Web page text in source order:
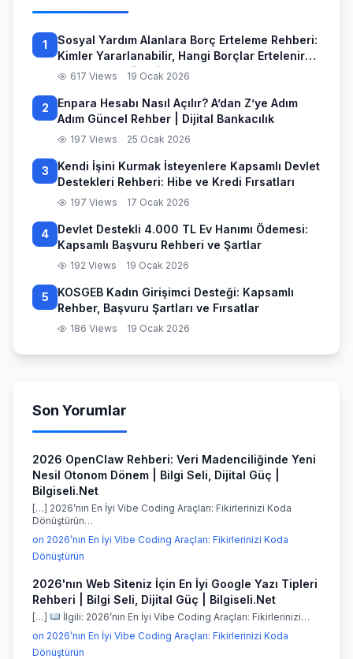
1
Sosyal Yardım Alanlara Borç Erteleme Rehberi:
Kimler Yararlanabilir, Hangi Borçlar Ertelenir
ve Başvuru Süreci
617 Views 19 Ocak 2026
2
Enpara Hesabı Nasıl Açılır? A’dan Z’ye Adım
Adım Güncel Rehber | Dijital Bankacılık
197 Views 25 Ocak 2026
3
Kendi İşini Kurmak İsteyenlere Kapsamlı Devlet
Destekleri Rehberi: Hibe ve Kredi Fırsatları
197 Views 17 Ocak 2026
4
Devlet Destekli 4.000 TL Ev Hanımı Ödemesi:
Kapsamlı Başvuru Rehberi ve Şartlar
192 Views 19 Ocak 2026
5
KOSGEB Kadın Girişimci Desteği: Kapsamlı
Rehber, Başvuru Şartları ve Fırsatlar
186 Views 19 Ocak 2026
Son Yorumlar
2026 OpenClaw Rehberi: Veri Madenciliğinde Yeni
Nesil Otonom Dönem | Bilgi Seli, Dijital Güç |
Bilgiseli.Net
[…] 2026’nın En İyi Vibe Coding Araçları: Fikirlerinizi Koda
Dönüştürün…
on 2026’nın En İyi Vibe Coding Araçları: Fikirlerinizi Koda
Dönüştürün
2026'nın Web Siteniz İçin En İyi Google Yazı Tipleri
Rehberi | Bilgi Seli, Dijital Güç | Bilgiseli.Net
[…]
İlgili: 2026’nın En İyi Vibe Coding Araçları: Fikirlerinizi…
on 2026’nın En İyi Vibe Coding Araçları: Fikirlerinizi Koda
Dönüştürün